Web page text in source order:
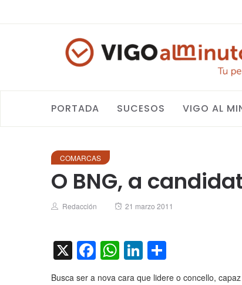
PORTADA SUCESOS VIGO AL
COMARCAS
O BNG, a
Author
Redacción
Posted
21 marzo 2011
X Facebook
WhatsApp
LinkedIn
Busca ser a nova cara que lidere o concello,